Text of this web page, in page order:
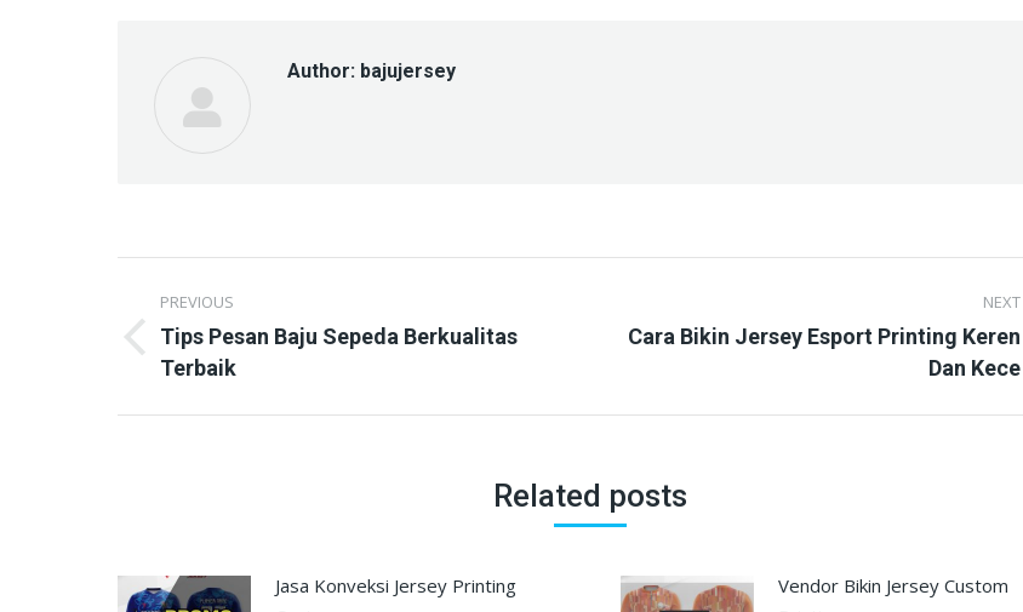
Author: bajujersey
Post
navigation
PREVIOUS
Previous
post:
Tips Pesan Baju Sepeda Berkualitas
Terbaik
NEXT
Next
Cara Bikin Jersey Esport Printing Keren
Dan Kece
Related posts
Jasa Konveksi Jersey Printing
Vendor Bikin Jersey Custom